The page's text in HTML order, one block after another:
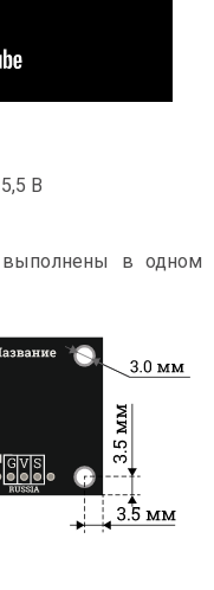
В
выполнены в одном